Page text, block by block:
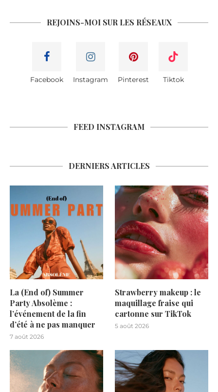
REJOINS-MOI SUR LES RÉSEAUX
Facebook Instagram Pinterest Tiktok
FEED INSTAGRAM
DERNIERS ARTICLES
La (End of) Summer
Party Absolème :
l’événement de la fin
d’été à ne pas manquer
7 août 2026
Strawberry makeup : le
maquillage fraise qui
cartonne sur TikTok
5 août 2026